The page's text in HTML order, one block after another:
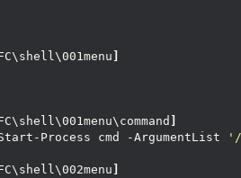
Process cmd -ArgumentList '/